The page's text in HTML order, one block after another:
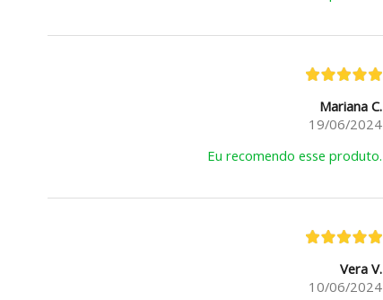
Mariana C.
19/06/2024
Eu recomendo esse produto.
Vera V.
10/06/2024